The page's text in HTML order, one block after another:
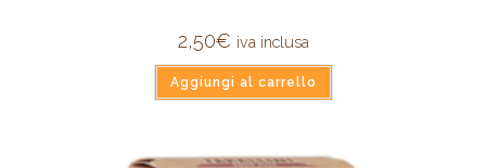
2,50€ iva inclusa
Aggiungi al carrello